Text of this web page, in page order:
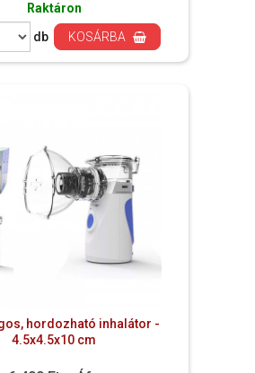
Raktáron
db
KOSÁRBA
hordozható inhalátor -
4.5x4.5x10 cm